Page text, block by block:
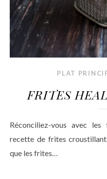
PLAT
FRITES
Réconciliez-vous avec les frites maison grâce à cette
recette de frites
que les frites…